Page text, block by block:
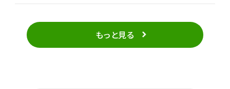
マグロ、ネギトロなんか閉店間際に残ってるのを嫁さん
が購入。 帰って晩酌のツマミです。刺身はネギトロが一
番良かったかな。 なぜか買ったモツ煮込みもなかなか
美味し。 日立に行ったら是非寄りたいお店ですね。
もっと見る